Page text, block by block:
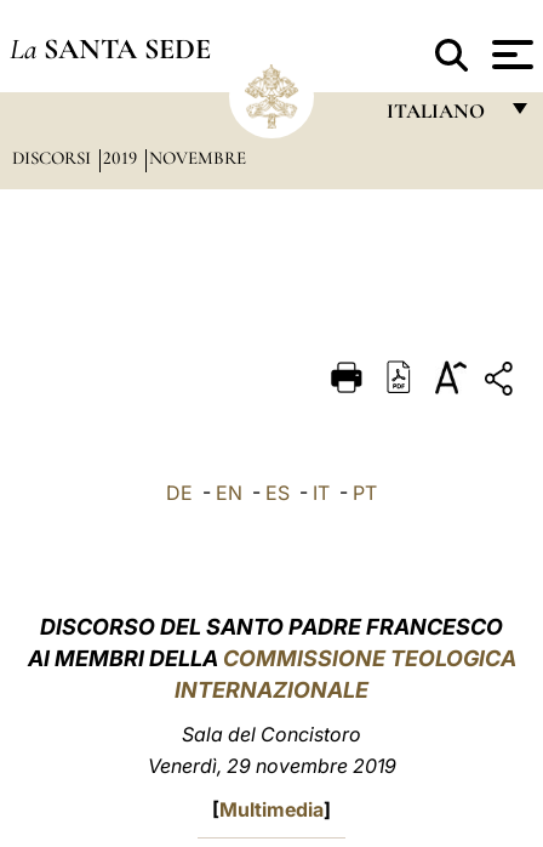
La SANTA SEDE
ITALIANO
DEUTSCH
DISCORSI 2019 NOVEMBRE
DE - EN - ES - IT - PT
DISCORSO DEL SANTO PADRE FRANCESCO
AI MEMBRI DELLA COMMISSIONE TEOLOGICA
INTERNAZIONALE
Sala del Concistoro
Venerdì, 29 novembre 2019
[Multimedia]